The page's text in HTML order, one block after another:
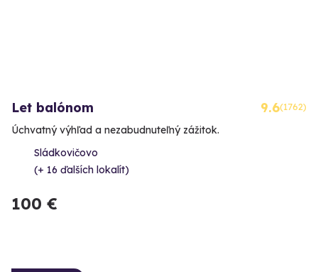
Let balónom 9.6(1762)
Úchvatný výhľad a nezabudnuteľný zážitok.
Sládkovičovo
(+ 16 ďalších lokalít)
100 €